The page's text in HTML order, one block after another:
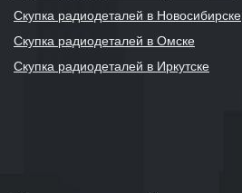
Скупка радиодеталей в Новосибирске
Скупка радиодеталей в Омске
Скупка радиодеталей в Иркутске